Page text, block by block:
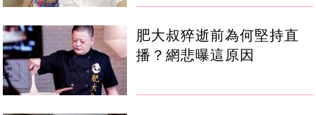
肥大叔猝逝前為何堅持直
播？網悲曝這原因